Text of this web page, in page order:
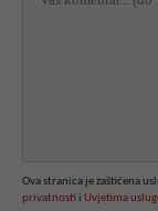
Ova stranica je zaštićena
privatnosti i Uvjetima